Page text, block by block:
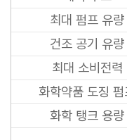
최대 펌프 유량
건조 공기 유량
최대 소비전력
화학약품 도징 펌
화학 탱크 용량